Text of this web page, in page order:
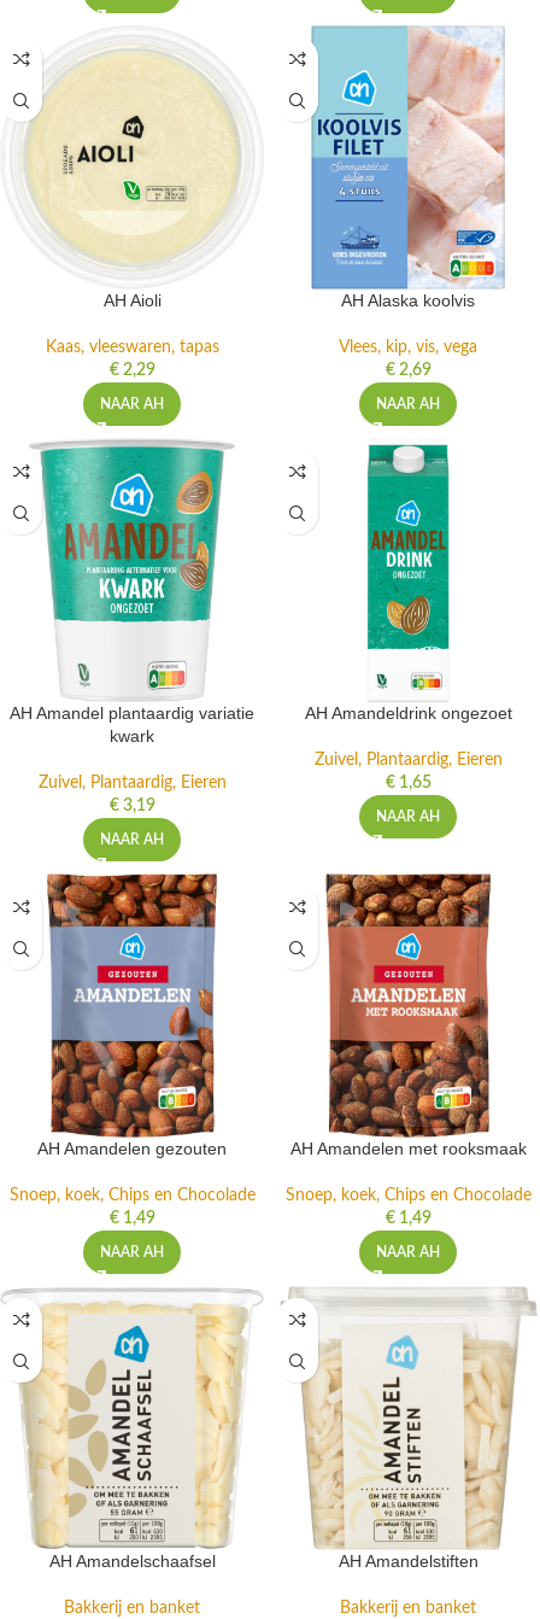
AH Aioli
Kaas, vleeswaren, tapas
€2,29
NAAR AH
AH Alaska koolvis
Vlees, kip, vis, vega
€2,69
NAAR AH
AH Amandel plantaardig variatie
kwark
Zuivel, Plantaardig, Eieren
€3,19
NAAR AH
AH Amandeldrink ongezoet
Zuivel, Plantaardig, Eieren
€1,65
NAAR AH
AH Amandelen gezouten
Snoep, koek, Chips en Chocolade
€1,49
NAAR AH
AH Amandelen met rooksmaak
Snoep, koek, Chips en Chocolade
€1,49
NAAR AH
AH Amandelschaafsel
Bakkerij en banket
AH Amandelstiften
Bakkerij en banket